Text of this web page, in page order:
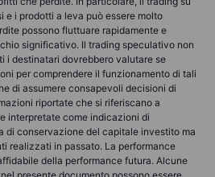
e i prodotti a leva può essere molto
possono fluttuare rapidamente e
significativo. Il trading speculativo non
i destinatari dovrebbero valutare se
per comprendere il funzionamento di tali
di assumere consapevoli decisioni di
riportate che si riferiscano a
interpretate come indicazioni di
di conservazione del capitale investito ma
realizzati in passato. La performance
della performance futura. Alcune